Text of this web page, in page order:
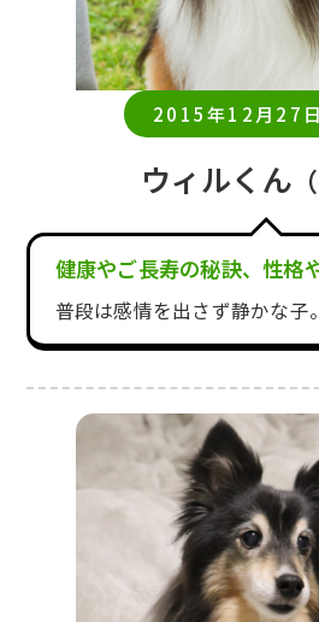
2015年12月27
ウィルくん
健康やご長寿の秘訣、性格
普段は感情を出さず静かな子。